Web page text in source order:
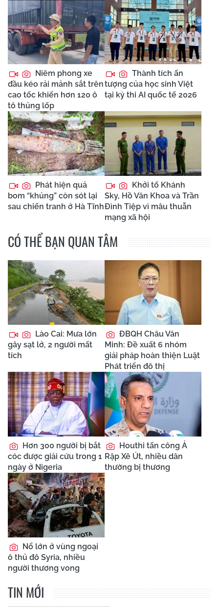
Niêm phong xe
đầu kéo rải mảnh sắt trên
cao tốc khiến hơn 120 ô
tô thủng lốp
Thành tích ấn
tượng của học sinh Việt
tại kỳ thi AI quốc tế 2026
Phát hiện quả
bom “khủng” còn sót lại
sau chiến tranh ở Hà Tĩnh
Khởi tố Khánh
Sky, Hồ Văn Khoa và Trần
Đình Tiệp vì mâu thuẫn
mạng xã hội
CÓ THỂ BẠN QUAN TÂM
Lào Cai: Mưa lớn
gây sạt lở, 2 người mất
tích
ĐBQH Châu Văn
Minh: Đề xuất 6 nhóm
giải pháp hoàn thiện Luật
Phát triển đô thị
Hơn 300 người bị bắt
cóc được giải cứu trong 1
ngày ở Nigeria
Houthi tấn công Ả
Rập Xê Út, nhiều dân
thường bị thương
Nổ lớn ở vùng ngoại
ô thủ đô Syria, nhiều
người thương vong
TIN MỚI